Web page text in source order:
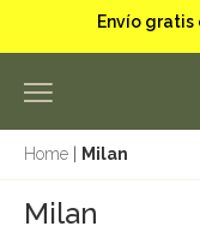
Envío gratis
Home Milan
Milan